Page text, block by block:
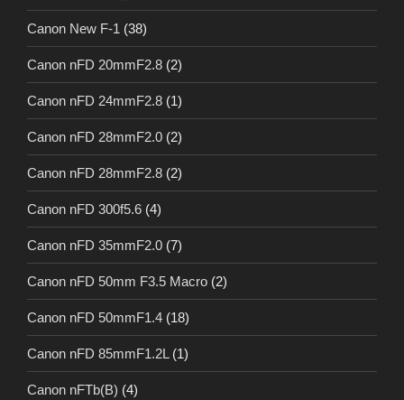
Canon New F-1 (38)
Canon nFD 20mmF2.8 (2)
Canon nFD 24mmF2.8 (1)
Canon nFD 28mmF2.0 (2)
Canon nFD 28mmF2.8 (2)
Canon nFD 300f5.6 (4)
Canon nFD 35mmF2.0 (7)
Canon nFD 50mm F3.5 Macro (2)
Canon nFD 50mmF1.4 (18)
Canon nFD 85mmF1.2L (1)
Canon nFTb(B) (4)